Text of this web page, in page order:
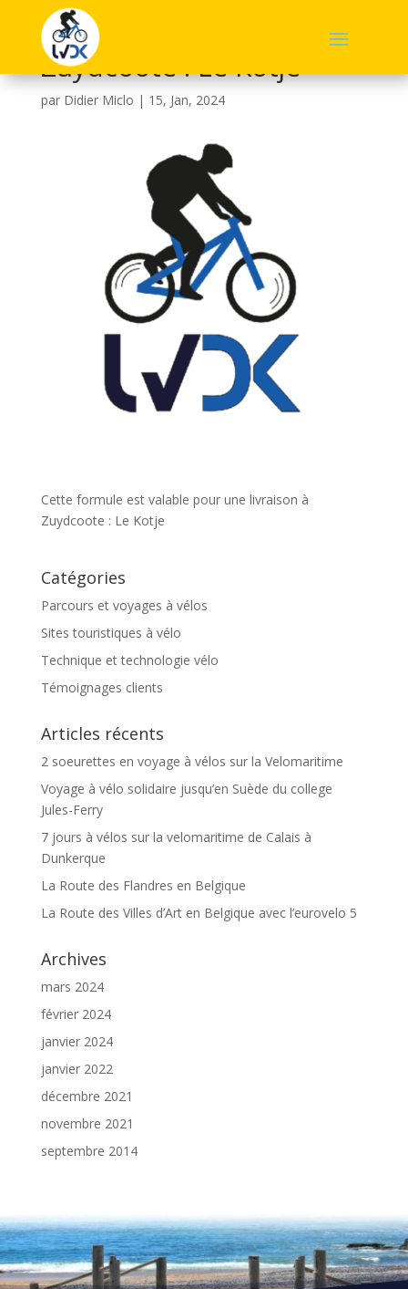
Zuydcoote : Le Kotje
par Didier Miclo | 15, Jan, 2024
Cette formule est valable pour une livraison à
Zuydcoote : Le Kotje
Catégories
Parcours et voyages à vélos
Sites touristiques à vélo
Technique et technologie vélo
Témoignages clients
Articles récents
2 soeurettes en voyage à vélos sur la Velomaritime
Voyage à vélo solidaire jusqu’en Suède du college
Jules-Ferry
7 jours à vélos sur la velomaritime de Calais à
Dunkerque
La Route des Flandres en Belgique
La Route des Villes d’Art en Belgique avec l’eurovelo 5
Archives
mars 2024
février 2024
janvier 2024
janvier 2022
décembre 2021
novembre 2021
septembre 2014